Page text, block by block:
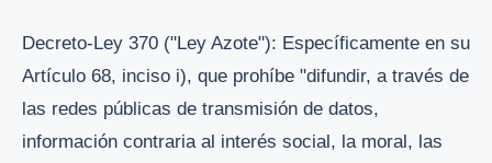
Decreto-Ley 370 ("Ley Azote"): Específicamente en su
Artículo 68, inciso i), que prohíbe "difundir, a través de
las redes públicas de transmisión de datos,
información contraria al interés social, la moral, las